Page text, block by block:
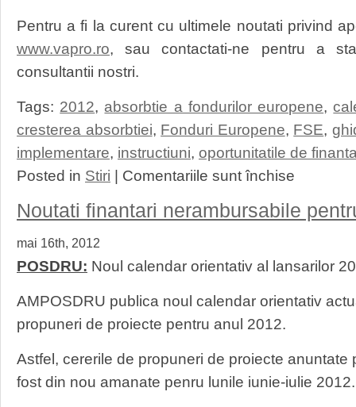
Pentru a fi la curent cu ultimele noutati privind
www.vapro.ro, sau contactati-ne pentru a
consultantii nostri.
Tags: 2012, absorbtie a fondurilor europene,
cresterea absorbtiei, Fonduri Europene, FSE,
implementare, instructiuni, oportunitatile de
Posted in Stiri | Comentariile sunt închise
Lansare
Raportul
progres
audit
Comisiei
Noutati finantari nerambursabile
mai 16th, 2012
POSDRU: Noul calendar orientativ al lansarilor
AMPOSDRU publica noul calendar orientativ
propuneri de proiecte pentru anul 2012.
Astfel, cererile de propuneri de proiecte
fost din nou amanate penru lunile iunie-iulie 2012.